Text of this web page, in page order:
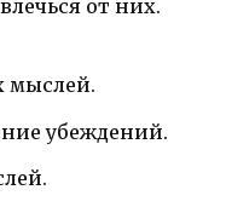
от них.
мыслей.
убеждений.